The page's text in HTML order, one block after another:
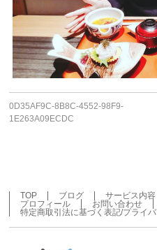
0D35AF9C-8B8C-4552-98F9-
1E263A09ECDC
TOP ブログ サービス内容
プロフィール
お問い合わせ
特定商取引法に基づく表記/プライ